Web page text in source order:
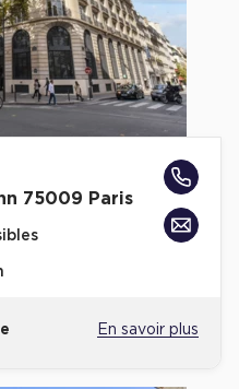
75009 Paris
En savoir plus